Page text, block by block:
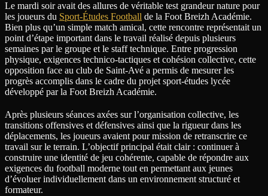
Le mardi soir avait des allures de véritable test grandeur nature pour
les joueurs du Sport-Études Football de la Foot Breizh Académie.
Bien plus qu’un simple match amical, cette rencontre représentait un
point d’étape important dans le travail réalisé depuis plusieurs
semaines par le groupe et le staff technique. Entre progression
physique, exigences technico-tactiques et cohésion collective, cette
opposition face au club de Saint-Avé a permis de mesurer les
progrès accomplis dans le cadre du projet sport-études lycée
développé par la Foot Breizh Académie.
Après plusieurs séances axées sur l’organisation collective, les
transitions offensives et défensives ainsi que la rigueur dans les
déplacements, les joueurs avaient pour mission de retranscrire ce
travail sur le terrain. L’objectif principal était clair : continuer à
construire une identité de jeu cohérente, capable de répondre aux
exigences du football moderne tout en permettant aux jeunes
d’évoluer individuellement dans un environnement structuré et
formateur.